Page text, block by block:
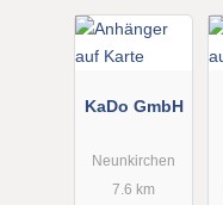
KaDo GmbH
Neunkirchen
7.6 km